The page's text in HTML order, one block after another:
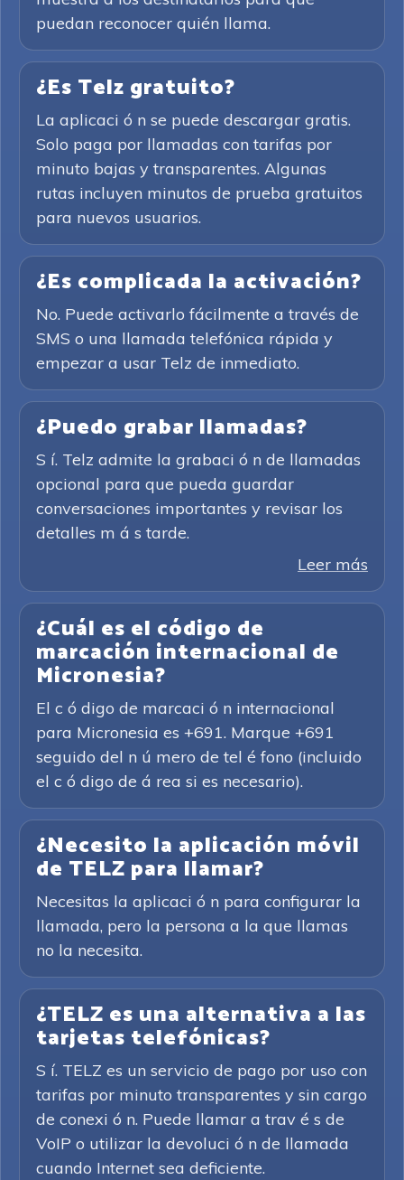
puedan reconocer quién llama.
¿Es Telz gratuito?
La aplicaci ó n se puede descargar gratis.
Solo paga por llamadas con tarifas por
minuto bajas y transparentes. Algunas
rutas incluyen minutos de prueba gratuitos
para nuevos usuarios.
¿Es complicada la activación?
No. Puede activarlo fácilmente a través de
SMS o una llamada telefónica rápida y
empezar a usar Telz de inmediato.
¿Puedo grabar llamadas?
S í. Telz admite la grabaci ó n de llamadas
opcional para que pueda guardar
conversaciones importantes y revisar los
detalles m á s tarde.
Leer más
¿Cuál es el código de
marcación internacional de
Micronesia?
El c ó digo de marcaci ó n internacional
para Micronesia es +691. Marque +691
seguido del n ú mero de tel é fono (incluido
el c ó digo de á rea si es necesario).
¿Necesito la aplicación móvil
de TELZ para llamar?
Necesitas la aplicaci ó n para configurar la
llamada, pero la persona a la que llamas
no la necesita.
¿TELZ es una alternativa a las
tarjetas telefónicas?
S í. TELZ es un servicio de pago por uso con
tarifas por minuto transparentes y sin cargo
de conexi ó n. Puede llamar a trav é s de
VoIP o utilizar la devoluci ó n de llamada
cuando Internet sea deficiente.